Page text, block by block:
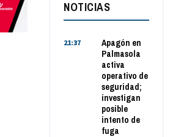
NOTICIAS
21:37
Apagón en
Palmasola
activa
operativo de
seguridad;
investigan
posible
intento de
fuga